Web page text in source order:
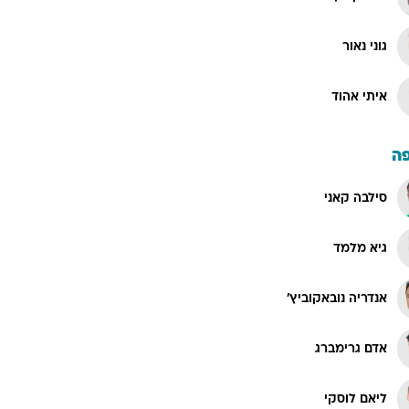
גוני נאור
איתי אהוד
סילבה קאני
גיא מלמד
אנדריה נובאקוביץ'
אדם גרימברג
ליאם לוסקי